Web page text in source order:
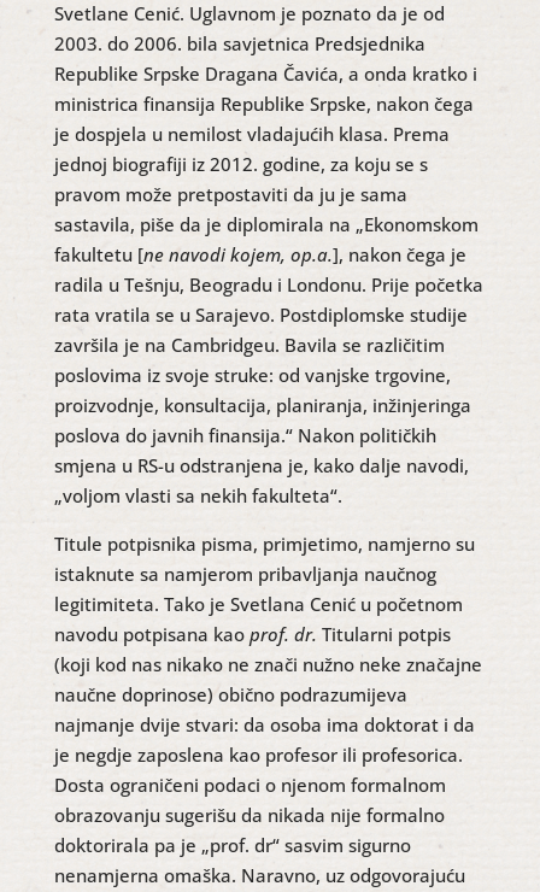
Svetlane Cenić. Uglavnom je poznato da je od
2003. do 2006. bila savjetnica Predsjednika
Republike Srpske Dragana Čavića, a onda kratko i
ministrica finansija Republike Srpske, nakon čega
je dospjela u nemilost vladajućih klasa. Prema
jednoj biografiji iz 2012. godine, za koju se s
pravom može pretpostaviti da ju je sama
sastavila, piše da je diplomirala na „Ekonomskom
fakultetu [ne navodi kojem, op.a.], nakon čega je
radila u Tešnju, Beogradu i Londonu. Prije početka
rata vratila se u Sarajevo. Postdiplomske studije
završila je na Cambridgeu. Bavila se različitim
poslovima iz svoje struke: od vanjske trgovine,
proizvodnje, konsultacija, planiranja, inžinjeringa
poslova do javnih finansija.“ Nakon političkih
smjena u RS-u odstranjena je, kako dalje navodi,
„voljom vlasti sa nekih fakulteta“.
Titule potpisnika pisma, primjetimo, namjerno su
istaknute sa namjerom pribavljanja naučnog
legitimiteta. Tako je Svetlana Cenić u početnom
navodu potpisana kao prof. dr. Titularni potpis
(koji kod nas nikako ne znači nužno neke značajne
naučne doprinose) obično podrazumijeva
najmanje dvije stvari: da osoba ima doktorat i da
je negdje zaposlena kao profesor ili profesorica.
Dosta ograničeni podaci o njenom formalnom
obrazovanju sugerišu da nikada nije formalno
doktorirala pa je „prof. dr“ sasvim sigurno
nenamjerna omaška. Naravno, uz odgovorajuću